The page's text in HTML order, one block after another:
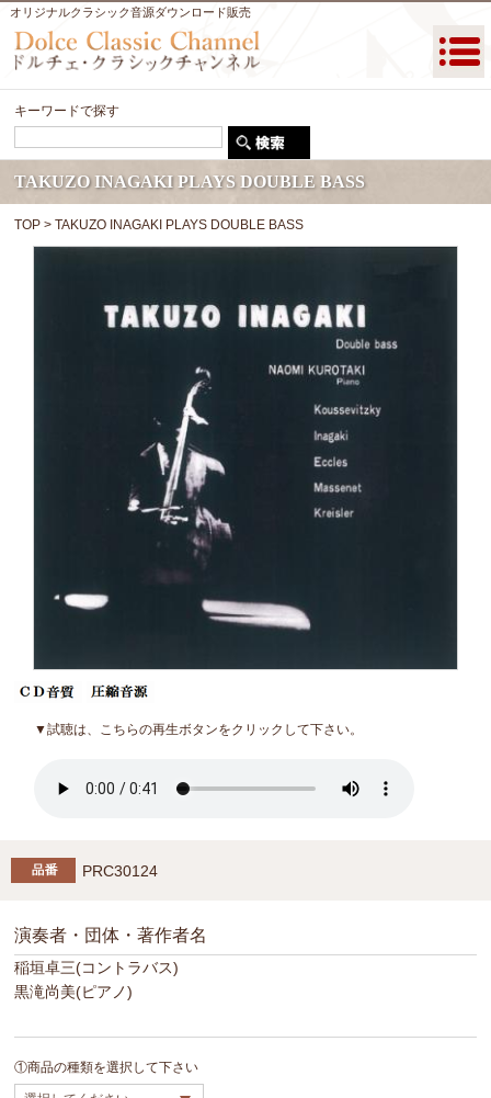
オリジナルクラシック音源ダウンロード販売
キーワードで探す
TAKUZO INAGAKI PLAYS DOUBLE BASS
TOP > TAKUZO INAGAKI PLAYS DOUBLE BASS
▼試聴は、こちらの再生ボタンをクリックして下さい。
PRC30124
演奏者・団体・著作者名
稲垣卓三(コントラバス)
黒滝尚美(ピアノ)
①商品の種類を選択して下さい